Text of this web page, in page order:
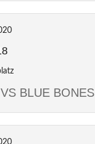
BLUE BONES